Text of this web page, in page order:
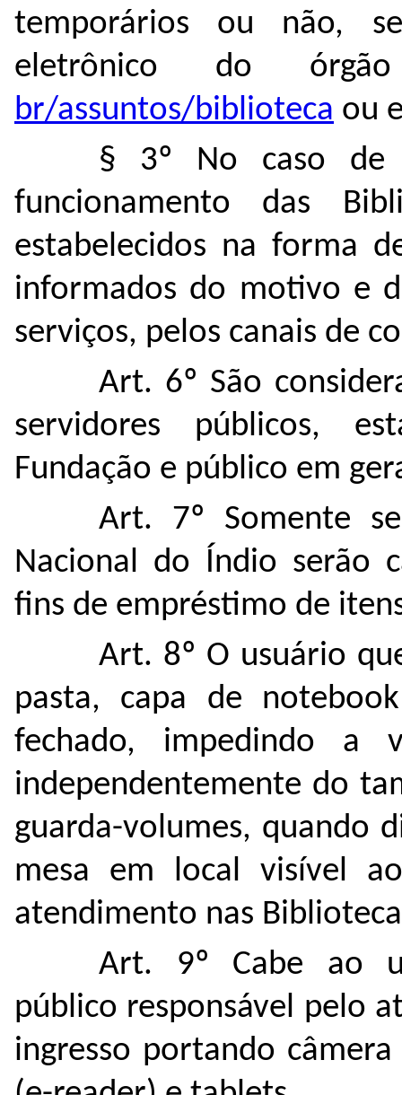
temporários ou não,
eletrônico do
br/assuntos/biblioteca ou
§ 3º No caso de
funcionamento das
estabelecidos na forma
informados do motivo e
serviços, pelos canais de
Art. 6º São
servidores públicos,
Fundação e público em
Art. 7º Somente
Nacional do Índio serão
fins de empréstimo de
Art. 8º O usuário
pasta, capa de
fechado, impedindo a
independentemente do
guarda-volumes, quando
mesa em local visível
atendimento nas
Art. 9º Cabe ao
público responsável pelo
ingresso portando